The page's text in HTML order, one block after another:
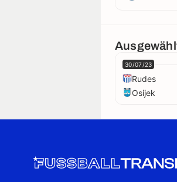
30/07/23
Rudes
Osijek